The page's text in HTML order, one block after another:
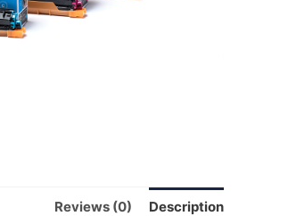
Description
Reviews (0)